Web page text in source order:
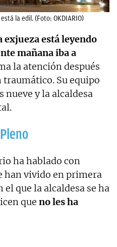
la edil. (Foto: OKDIARIO)
exjueza está leyendo
mañana iba a
la atención después
Su equipo
nueve y la alcaldesa
ha hablado con
han vivido en primera
que la alcaldesa se ha
que no les ha